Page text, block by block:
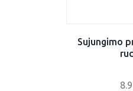
Sujungimo